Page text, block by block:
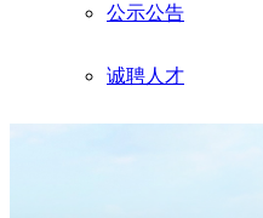
公示公告
诚聘人才